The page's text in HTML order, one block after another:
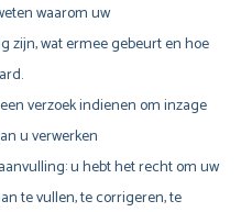
waarom uw
zijn, wat ermee gebeurt en hoe
verzoek indienen om inzage
u verwerken
u hebt het recht om uw
te vullen, te corrigeren, te